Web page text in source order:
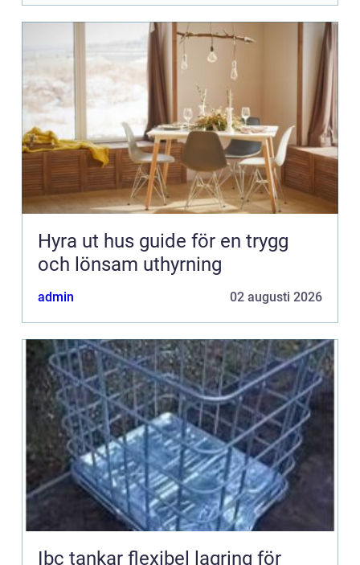
Hyra ut hus guide för en trygg
och lönsam uthyrning
admin 02 augusti 2026
Ibc tankar flexibel lagring för